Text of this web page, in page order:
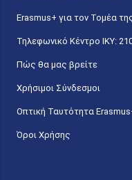
Erasmus+ για τον Τομέα
Τηλεφωνικό Κέντρο IKY:
Πώς θα μας βρείτε
Χρήσιμοι Σύνδεσμοι
Οπτική Ταυτότητα
Όροι Χρήσης